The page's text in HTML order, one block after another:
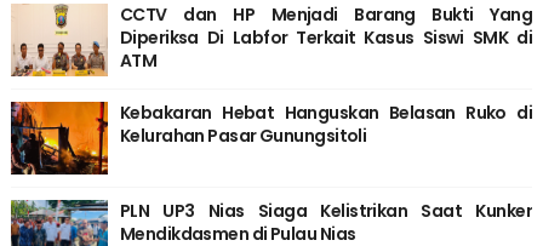
CCTV dan HP Menjadi Barang Bukti Yang
Diperiksa Di Labfor Terkait Kasus Siswi SMK di
ATM
Kebakaran Hebat Hanguskan Belasan Ruko di
Kelurahan Pasar Gunungsitoli
PLN UP3 Nias Siaga Kelistrikan Saat Kunker
Mendikdasmen di Pulau Nias